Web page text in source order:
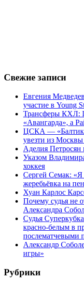
Свежие записи
Евгения
участие в Young
Трансферы КХЛ:
«Авангарда», а
ЦСКА —
увезти из Москвы
Аделия Петросян
Указом
хоккея
Сергей Семак: «Я
жеребьёвка на
Хуан Карлос
Почему судья не
Александра
Судья
красно-белым в
послематчевыми
Александр
игры»
Рубрики